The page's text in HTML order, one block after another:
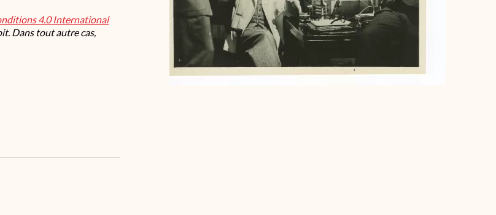
4.0 International
Dans tout autre cas,